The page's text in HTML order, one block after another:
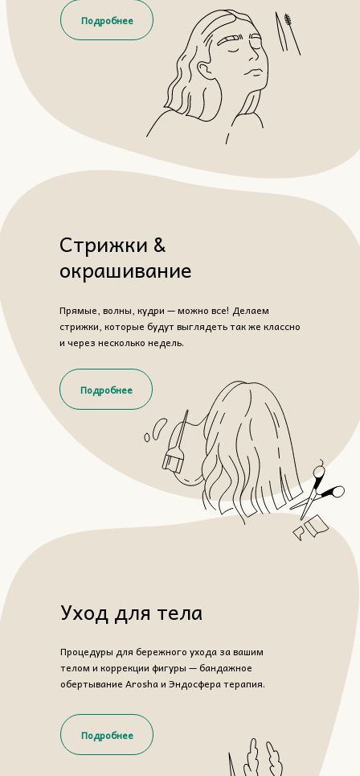
Подробнее
Стрижки &
окрашивание
Прямые, волны, кудри — можно все! Делаем
стрижки, которые будут выглядеть так же классно
и через несколько недель.
Подробнее
Уход для тела
Процедуры для бережного ухода за вашим
телом и коррекции фигуры — бандажное
обертывание Arosha и Эндосфера терапия.
Подробнее